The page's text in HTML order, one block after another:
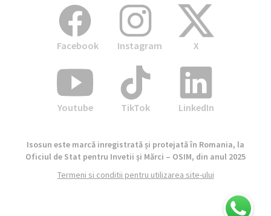
Facebook Instagram X
Youtube TikTok LinkedIn
Isosun este marcă inregistrată și protejată în Romania, la
Oficiul de Stat pentru Invetii și Mărci – OSIM, din anul 2025
Termeni si conditii pentru utilizarea site-ului